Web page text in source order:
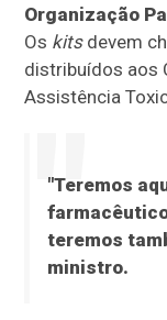
Organização
Os kitsdevem
distribuídos aos
Assistência
"Teremos
teremos
ministro.